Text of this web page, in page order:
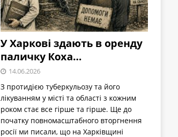
У Харкові здають в оренду
паличку Коха…
14.06.2026
З протидією туберкульозу та його
лікуванням у місті та області з кожним
роком стає все гірше та гірше. Ще до
початку повномасштабного вторгнення
росії ми писали, що на Харківщині